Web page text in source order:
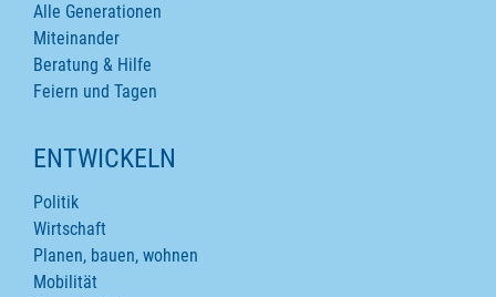
Alle Generationen
Miteinander
Beratung & Hilfe
Feiern und Tagen
ENTWICKELN
Politik
Wirtschaft
Planen, bauen, wohnen
Mobilität